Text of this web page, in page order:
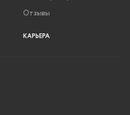
Отзывы
КАРЬЕРА